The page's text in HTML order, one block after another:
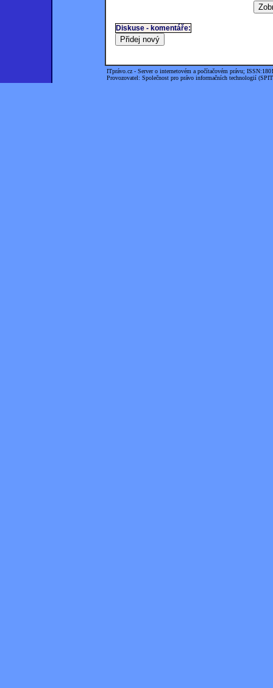
Diskuse - komentáře:
ITprávo.cz - Server o internetovém a počítačovém právu;
Provozovatel: Společnost pro právo informačních technologií